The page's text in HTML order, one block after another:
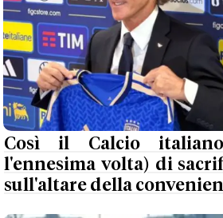
Così il Calcio
l'ennesima volta) di
sull'altare della